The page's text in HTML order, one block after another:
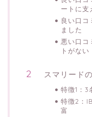
ートに支
良い口コ
ました
悪い口コ
トがない
スマリード
特徴1：3
特徴2：
富